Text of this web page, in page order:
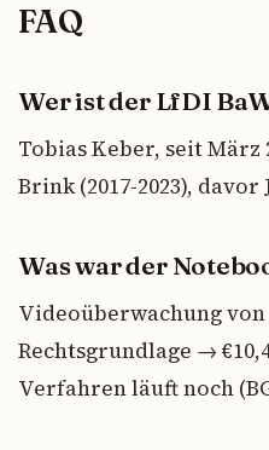
FAQ
Wer ist der LfDI
Tobias Keber, seit März
Brink (2017-2023),
Was war der
Videoüberwachung
Rechtsgrundlage →
Verfahren läuft noch